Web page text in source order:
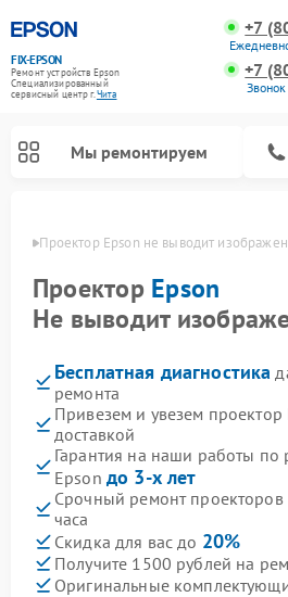
FIX-EPSON
Ремонт устройств Epson
Специализированный
cервисный центр г.Чита
+7
+7
Мы ремонтируем
Проектор Epson не выводит
Проектор Epson
Не выводит
Бесплатная диагностика
ремонта
Привезем и увезем проектор
доставкой
Гарантия на наши работы по
Epson до 3-х лет
Срочный ремонт проекторов
часа
Скидка для вас до 20%
Получите 1500 рублей на
Оригинальные